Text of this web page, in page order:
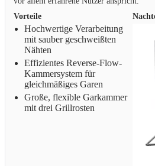
Vorteile
Hochwertige Verarbeitung
mit sauber geschweißten
Nähten
Effizientes Reverse-Flow-
Kammersystem für
gleichmäßiges Garen
Große, flexible Garkammer
mit drei Grillrosten